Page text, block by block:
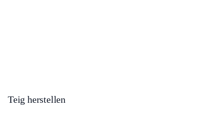
Teig herstellen